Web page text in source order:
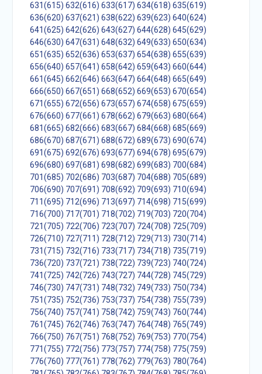
631(615) 632(616) 633(617) 634(618) 635(619)
636(620) 637(621) 638(622) 639(623) 640(624)
641(625) 642(626) 643(627) 644(628) 645(629)
646(630) 647(631) 648(632) 649(633) 650(634)
651(635) 652(636) 653(637) 654(638) 655(639)
656(640) 657(641) 658(642) 659(643) 660(644)
661(645) 662(646) 663(647) 664(648) 665(649)
666(650) 667(651) 668(652) 669(653) 670(654)
671(655) 672(656) 673(657) 674(658) 675(659)
676(660) 677(661) 678(662) 679(663) 680(664)
681(665) 682(666) 683(667) 684(668) 685(669)
686(670) 687(671) 688(672) 689(673) 690(674)
691(675) 692(676) 693(677) 694(678) 695(679)
696(680) 697(681) 698(682) 699(683) 700(684)
701(685) 702(686) 703(687) 704(688) 705(689)
706(690) 707(691) 708(692) 709(693) 710(694)
711(695) 712(696) 713(697) 714(698) 715(699)
716(700) 717(701) 718(702) 719(703) 720(704)
721(705) 722(706) 723(707) 724(708) 725(709)
726(710) 727(711) 728(712) 729(713) 730(714)
731(715) 732(716) 733(717) 734(718) 735(719)
736(720) 737(721) 738(722) 739(723) 740(724)
741(725) 742(726) 743(727) 744(728) 745(729)
746(730) 747(731) 748(732) 749(733) 750(734)
751(735) 752(736) 753(737) 754(738) 755(739)
756(740) 757(741) 758(742) 759(743) 760(744)
761(745) 762(746) 763(747) 764(748) 765(749)
766(750) 767(751) 768(752) 769(753) 770(754)
771(755) 772(756) 773(757) 774(758) 775(759)
776(760) 777(761) 778(762) 779(763) 780(764)